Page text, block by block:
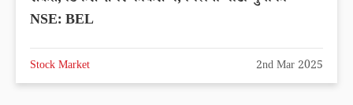
NSE: BEL
Stock Market 2nd Mar 2025